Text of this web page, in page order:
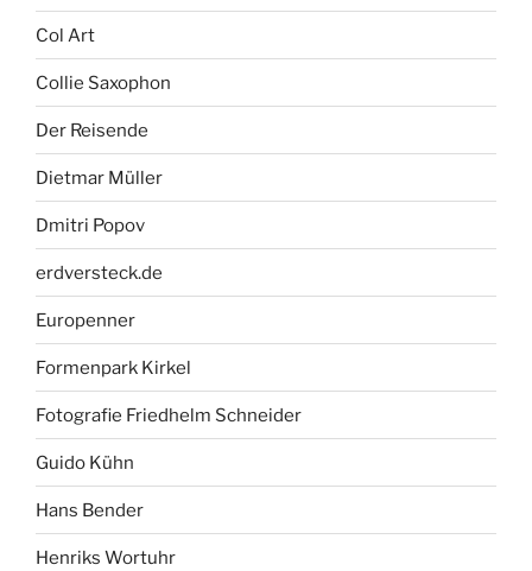
Col Art
Collie Saxophon
Der Reisende
Dietmar Müller
Dmitri Popov
erdversteck.de
Europenner
Formenpark Kirkel
Fotografie Friedhelm Schneider
Guido Kühn
Hans Bender
Henriks Wortuhr